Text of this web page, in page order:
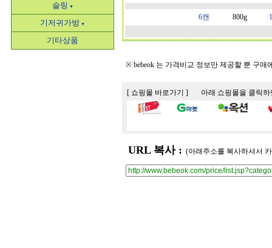
슬링 ▼
기저귀가방 ▼
기타상품
6캔 800g
※ bebeok 는 가격비교 정보만 제공할 뿐 구
[ 쇼핑몰 바로가기 ] 아래 쇼핑몰을 클릭하
URL 복사 : (아래주소를 복사하셔서